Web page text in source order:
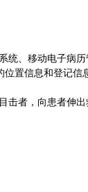
、移动电子病历
信息和登记信
者，向患者伸